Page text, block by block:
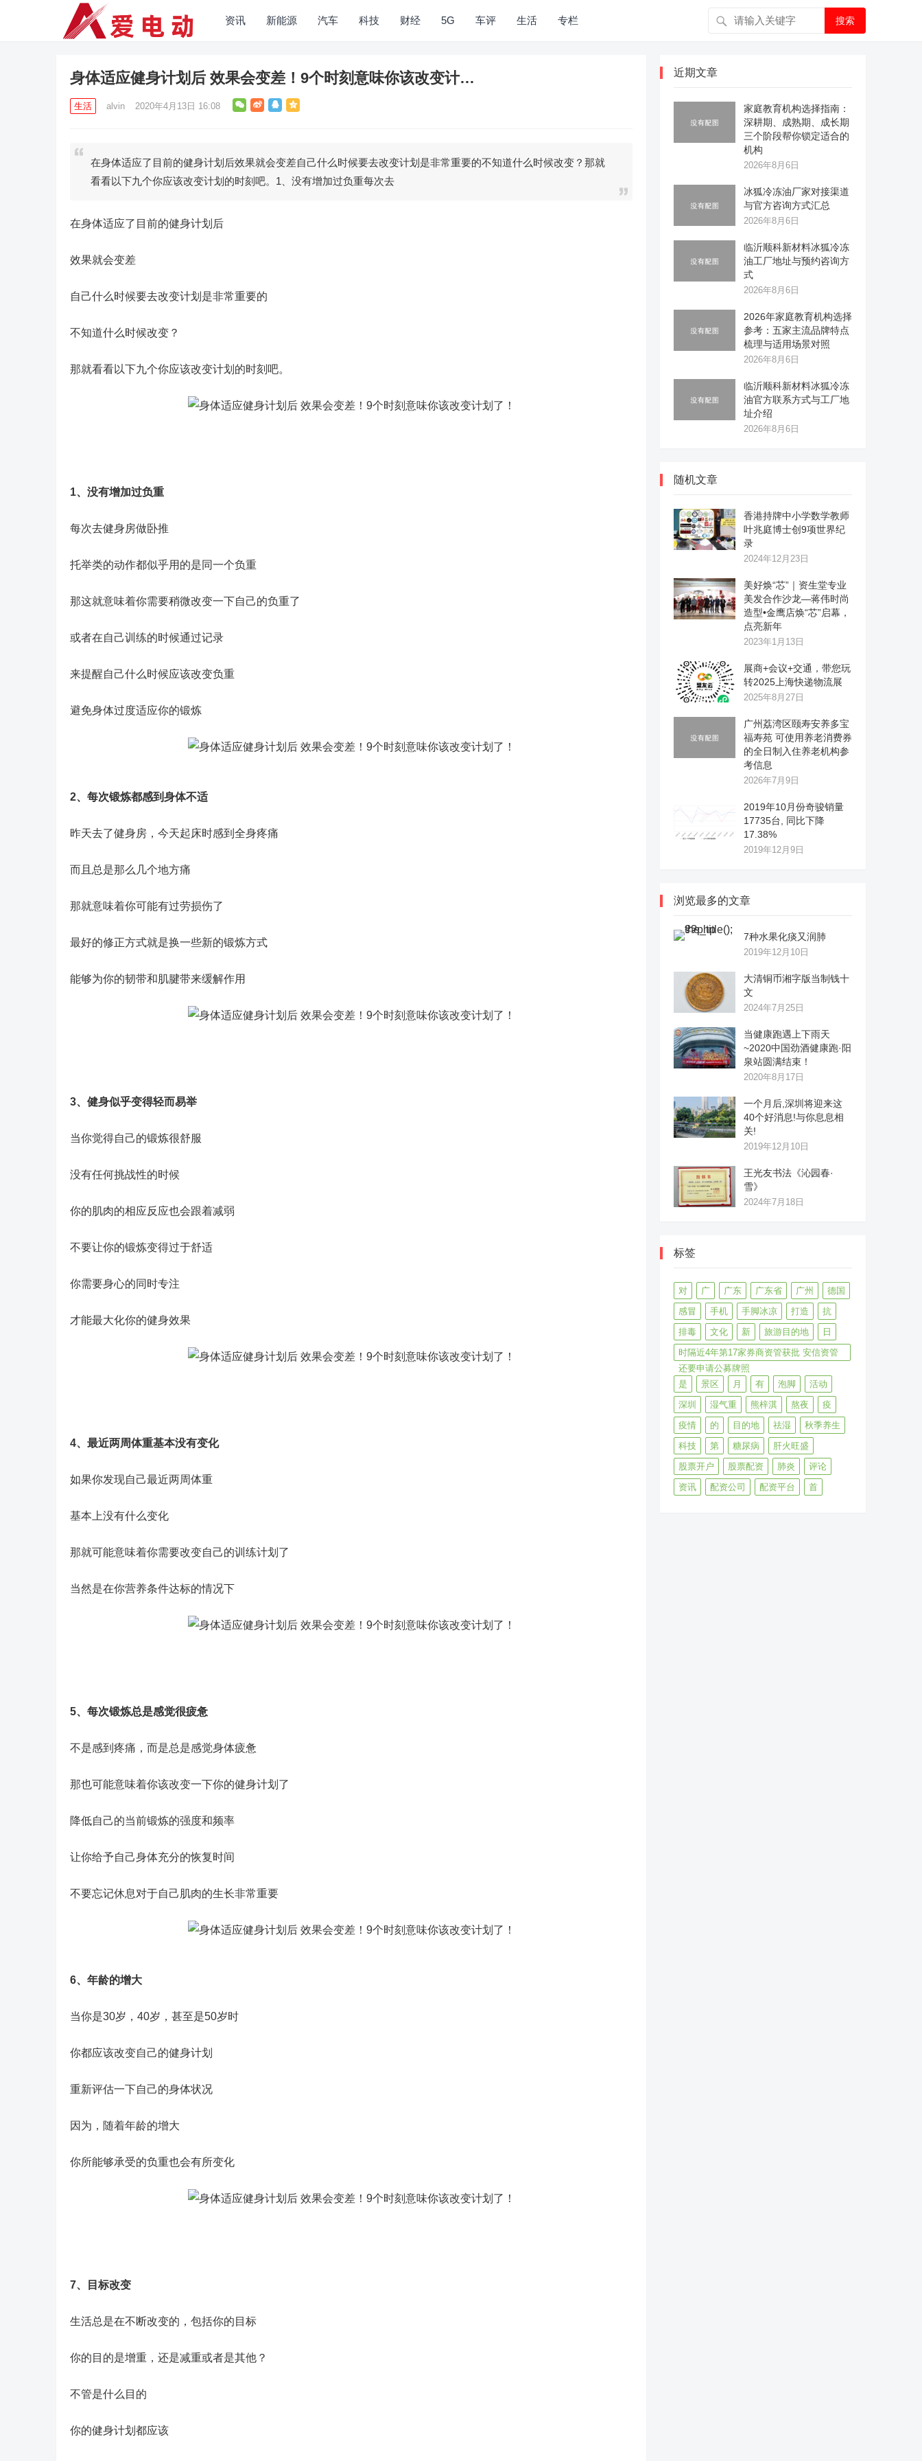
资讯 新能源 汽车 科技 财经 5G 车评 生活 专栏 搜索
身体适应健身计划后 效果会变差！9个时刻意味你该改变计…
生活 alvin 2020年4月13日 16:08
在身体适应了目前的健身计划后效果就会变差自己什么时候要去改变计划是非常重要的不知道什么时候改变？那就
看看以下九个你应该改变计划的时刻吧。1、没有增加过负重每次去
在身体适应了目前的健身计划后
效果就会变差
自己什么时候要去改变计划是非常重要的
不知道什么时候改变？
那就看看以下九个你应该改变计划的时刻吧。
1、没有增加过负重
每次去健身房做卧推
托举类的动作都似乎用的是同一个负重
那这就意味着你需要稍微改变一下自己的负重了
或者在自己训练的时候通过记录
来提醒自己什么时候应该改变负重
避免身体过度适应你的锻炼
2、每次锻炼都感到身体不适
昨天去了健身房，今天起床时感到全身疼痛
而且总是那么几个地方痛
那就意味着你可能有过劳损伤了
最好的修正方式就是换一些新的锻炼方式
能够为你的韧带和肌腱带来缓解作用
3、健身似乎变得轻而易举
当你觉得自己的锻炼很舒服
没有任何挑战性的时候
你的肌肉的相应反应也会跟着减弱
不要让你的锻炼变得过于舒适
你需要身心的同时专注
才能最大化你的健身效果
4、最近两周体重基本没有变化
如果你发现自己最近两周体重
基本上没有什么变化
那就可能意味着你需要改变自己的训练计划了
当然是在你营养条件达标的情况下
5、每次锻炼总是感觉很疲惫
不是感到疼痛，而是总是感觉身体疲惫
那也可能意味着你该改变一下你的健身计划了
降低自己的当前锻炼的强度和频率
让你给予自己身体充分的恢复时间
不要忘记休息对于自己肌肉的生长非常重要
6、年龄的增大
当你是30岁，40岁，甚至是50岁时
你都应该改变自己的健身计划
重新评估一下自己的身体状况
因为，随着年龄的增大
你所能够承受的负重也会有所变化
7、目标改变
生活总是在不断改变的，包括你的目标
你的目的是增重，还是减重或者是其他？
不管是什么目的
你的健身计划都应该
近期文章
家庭教育机构选择指南：
深耕期、成熟期、成长期
三个阶段帮你锁定适合的
机构
2026年8月6日
冰狐冷冻油厂家对接渠道
与官方咨询方式汇总
2026年8月6日
临沂顺科新材料冰狐冷冻
油工厂地址与预约咨询方
式
2026年8月6日
2026年家庭教育机构选择
参考：五家主流品牌特点
梳理与适用场景对照
2026年8月6日
临沂顺科新材料冰狐冷冻
油官方联系方式与工厂地
址介绍
2026年8月6日
随机文章
香港持牌中小学数学教师
叶兆庭博士创9项世界纪
录
2024年12月23日
美好焕“芯”｜资生堂专业
美发合作沙龙—蒋伟时尚
造型•金鹰店焕“芯”启幕，
点亮新年
2023年1月13日
展商+会议+交通，带您玩
转2025上海快递物流展
2025年8月27日
广州荔湾区颐寿安养多宝
福寿苑 可使用养老消费券
的全日制入住养老机构参
考信息
2026年7月9日
2019年10月份奇骏销量
17735台, 同比下降
17.38%
2019年12月9日
浏览最多的文章
7种水果化痰又润肺
2019年12月10日
大清铜币湘字版当制钱十
文
2024年7月25日
当健康跑遇上下雨天
~2020中国劲酒健康跑·阳
泉站圆满结束！
2020年8月17日
一个月后,深圳将迎来这
40个好消息!与你息息相
关!
2019年12月10日
王光友书法《沁园春·
雪》
2024年7月18日
标签
对 广 广东 广东省 广州
德国
感冒
手机 手脚冰凉 打造
抗
排毒
文化 新 旅游目的地
日
时隔近4年第17家券商资管获批 安信资管
还要申请公募牌照
是
景区 月 有 泡脚
活动
深圳
湿气重 熊梓淇 熬夜
疫
疫情
的 目的地 祛湿
秋季养生
科技
第 糖尿病
肝火旺盛
股票开户
股票配资 肺炎
评论
资讯
配资公司 配资平台 首